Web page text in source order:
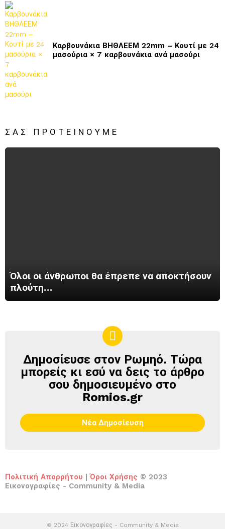
Καρβουνάκια ΒΗΘΛΕΕΜ 22mm – Κουτί με 24
μασούρια × 7 καρβουνάκια ανά μασούρι
ΣΑΣ ΠΡΟΤΕΊΝΟΥΜΕ
Όλοι οι άνθρωποι θα έπρεπε να αποκτήσουν
πλούτη…
ΔΗΜΟΣΊΕΥΣΕ
ΣΤΟΝ
ΡΩΜΗΌ
Δημοσίευσε στον Ρωμηό. Τώρα
μπορείς κι εσύ να δεις το άρθρο
σου δημοσιευμένο στο
Romios.gr
Νέα Δημοσίευση
Πολιτική Απορρήτου | Όροι Χρήσης © 2023
Εικονογραφίες - Community & Media
© 2024 Εικονογραφίες - Community & Media